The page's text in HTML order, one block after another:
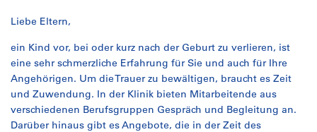
Liebe Eltern,
ein Kind vor, bei oder kurz nach der Geburt zu verlieren, ist
eine sehr schmerzliche Erfahrung für Sie und auch für Ihre
Angehörigen. Um die Trauer zu bewältigen, braucht es Zeit
und Zuwendung. In der Klinik bieten Mitarbeitende aus
verschiedenen Berufsgruppen Gespräch und Begleitung an.
Darüber hinaus gibt es Angebote, die in der Zeit des